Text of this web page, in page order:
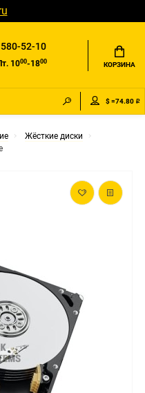
52-10
1000-1800 КОРЗИНА
$ =74.80 ₽
Жёсткие диски